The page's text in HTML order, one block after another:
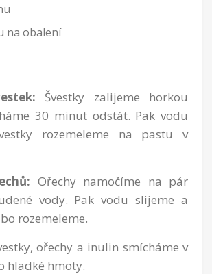
na obalení
Švestky zalijeme horkou
30 minut odstát. Pak vodu
rozemeleme na pastu v
Ořechy namočíme na pár
vody. Pak vodu slijeme a
rozemeleme.
ořechy a inulin smícháme v
hladké hmoty.